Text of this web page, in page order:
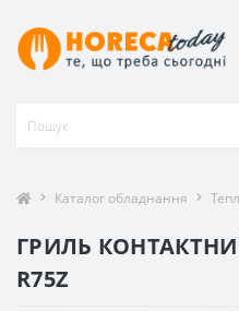
Каталог обладнання
ГРИЛЬ
R75Z